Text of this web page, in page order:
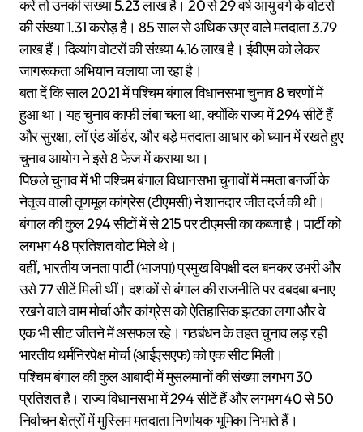
करें तो उनकी संख्या 5.23 लाख है। 20 से 29 वर्ष आयु वर्ग के वोटरों
की संख्या 1.31 करोड़ है। 85 साल से अधिक उम्र वाले मतदाता 3.79
लाख हैं। दिव्यांग वोटरों की संख्या 4.16 लाख है। ईवीएम को लेकर
जागरूकता अभियान चलाया जा रहा है।
बता दें कि साल 2021 में पश्चिम बंगाल विधानसभा चुनाव 8 चरणों में
हुआ था। यह चुनाव काफी लंबा चला था, क्योंकि राज्य में 294 सीटें हैं
और सुरक्षा, लॉ एंड ऑर्डर, और बड़े मतदाता आधार को ध्यान में रखते हुए
चुनाव आयोग ने इसे 8 फेज में कराया था।
पिछले चुनाव में भी पश्चिम बंगाल विधानसभा चुनावों में ममता बनर्जी के
नेतृत्व वाली तृणमूल कांग्रेस (टीएमसी) ने शानदार जीत दर्ज की थी।
बंगाल की कुल 294 सीटों में से 215 पर टीएमसी का कब्जा है। पार्टी को
लगभग 48 प्रतिशत वोट मिले थे।
वहीं, भारतीय जनता पार्टी (भाजपा) प्रमुख विपक्षी दल बनकर उभरी और
उसे 77 सीटें मिली थीं। दशकों से बंगाल की राजनीति पर दबदबा बनाए
रखने वाले वाम मोर्चा और कांग्रेस को ऐतिहासिक झटका लगा और वे
एक भी सीट जीतने में असफल रहे। गठबंधन के तहत चुनाव लड़ रही
भारतीय धर्मनिरपेक्ष मोर्चा (आईएसएफ) को एक सीट मिली।
पश्चिम बंगाल की कुल आबादी में मुसलमानों की संख्या लगभग 30
प्रतिशत है। राज्य विधानसभा में 294 सीटें हैं और लगभग 40 से 50
निर्वाचन क्षेत्रों में मुस्लिम मतदाता निर्णायक भूमिका निभाते हैं।